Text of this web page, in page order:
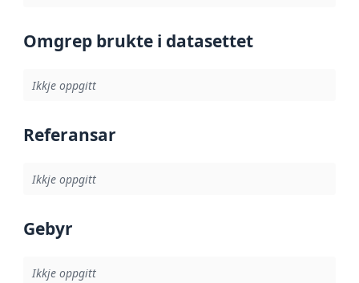
Omgrep brukte i datasettet
Ikkje oppgitt
Referansar
Ikkje oppgitt
Gebyr
Ikkje oppgitt